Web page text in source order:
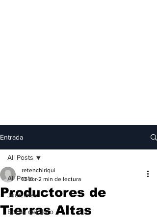
Entrada
All Posts
Judiciales
Bocas del Toro
All Posts
Productores de
Tierras Altas
retenchiriqui
13 abr 2 min de lectura